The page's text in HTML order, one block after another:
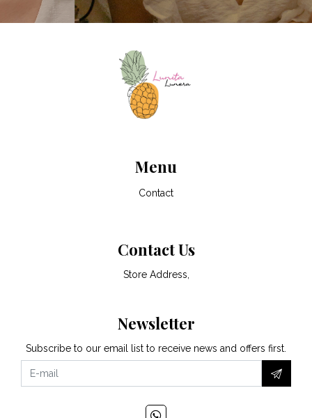
Menu
Contact
Contact Us
Store Address,
Newsletter
Subscribe to our email list to receive news and offers first.